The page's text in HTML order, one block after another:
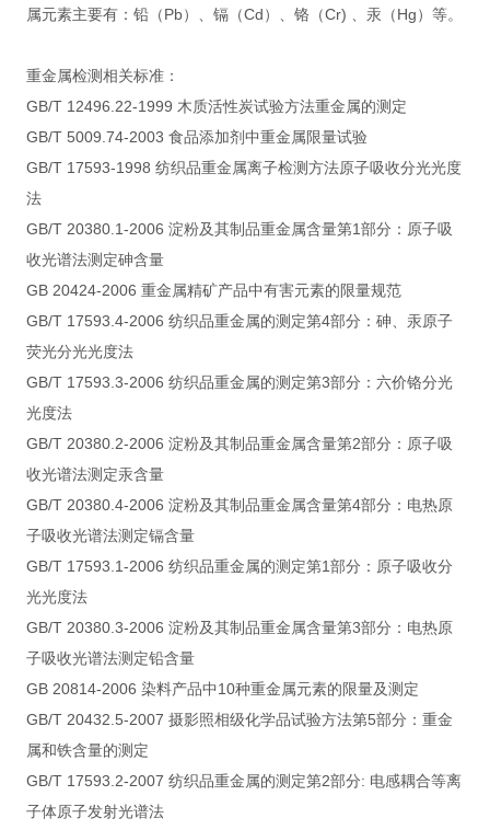
属元素主要有：铅（Pb）、镉（Cd）、铬（Cr) 、汞（Hg）等。
重金属检测相关标准：
GB/T 12496.22-1999 木质活性炭试验方法重金属的测定
GB/T 5009.74-2003 食品添加剂中重金属限量试验
GB/T 17593-1998 纺织品重金属离子检测方法原子吸收分光光度
法
GB/T 20380.1-2006 淀粉及其制品重金属含量第1部分：原子吸
收光谱法测定砷含量
GB 20424-2006 重金属精矿产品中有害元素的限量规范
GB/T 17593.4-2006 纺织品重金属的测定第4部分：砷、汞原子
荧光分光光度法
GB/T 17593.3-2006 纺织品重金属的测定第3部分：六价铬分光
光度法
GB/T 20380.2-2006 淀粉及其制品重金属含量第2部分：原子吸
收光谱法测定汞含量
GB/T 20380.4-2006 淀粉及其制品重金属含量第4部分：电热原
子吸收光谱法测定镉含量
GB/T 17593.1-2006 纺织品重金属的测定第1部分：原子吸收分
光光度法
GB/T 20380.3-2006 淀粉及其制品重金属含量第3部分：电热原
子吸收光谱法测定铅含量
GB 20814-2006 染料产品中10种重金属元素的限量及测定
GB/T 20432.5-2007 摄影照相级化学品试验方法第5部分：重金
属和铁含量的测定
GB/T 17593.2-2007 纺织品重金属的测定第2部分: 电感耦合等离
子体原子发射光谱法